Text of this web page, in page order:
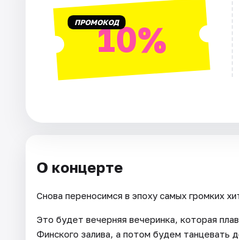
Артисты ПРОМОКОД10%
О концерте
Снова переносимся в эпоху самых громких
Это будет вечерняя вечеринка, которая
Финского залива, а потом будем танцевать